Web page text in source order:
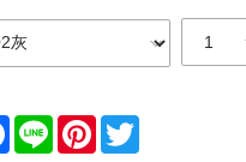
Facebook
Line Pinterest